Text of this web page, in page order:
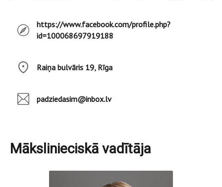
https://www.facebook.com/profile.php?
id=100068697919188
Raiņa bulvāris 19, Rīga
padziedasim@inbox.lv
Mākslinieciskā vadītāja